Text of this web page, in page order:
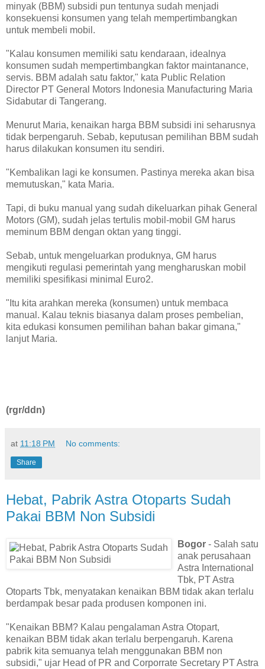
minyak (BBM) subsidi pun tentunya sudah menjadi
konsekuensi konsumen yang telah mempertimbangkan
untuk membeli mobil.
"Kalau konsumen memiliki satu kendaraan, idealnya
konsumen sudah mempertimbangkan faktor maintanance,
servis. BBM adalah satu faktor," kata Public Relation
Director PT General Motors Indonesia Manufacturing Maria
Sidabutar di Tangerang.
Menurut Maria, kenaikan harga BBM subsidi ini seharusnya
tidak berpengaruh. Sebab, keputusan pemilihan BBM sudah
harus dilakukan konsumen itu sendiri.
"Kembalikan lagi ke konsumen. Pastinya mereka akan bisa
memutuskan," kata Maria.
Tapi, di buku manual yang sudah dikeluarkan pihak General
Motors (GM), sudah jelas tertulis mobil-mobil GM harus
meminum BBM dengan oktan yang tinggi.
Sebab, untuk mengeluarkan produknya, GM harus
mengikuti regulasi pemerintah yang mengharuskan mobil
memiliki spesifikasi minimal Euro2.
"Itu kita arahkan mereka (konsumen) untuk membaca
manual. Kalau teknis biasanya dalam proses pembelian,
kita edukasi konsumen pemilihan bahan bakar gimana,"
lanjut Maria.
(rgr/ddn)
at 11:18 PM No comments:
Share
Hebat, Pabrik Astra Otoparts Sudah
Pakai BBM Non Subsidi
Bogor - Salah satu
anak perusahaan
Astra International
Tbk, PT Astra
Otoparts Tbk, menyatakan kenaikan BBM tidak akan terlalu
berdampak besar pada produsen komponen ini.
"Kenaikan BBM? Kalau pengalaman Astra Otopart,
kenaikan BBM tidak akan terlalu berpengaruh. Karena
pabrik kita semuanya telah menggunakan BBM non
subsidi," ujar Head of PR and Corporrate Secretary PT Astra